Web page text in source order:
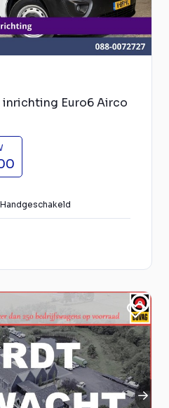
inrichting Euro6 Airco
Handgeschakeld